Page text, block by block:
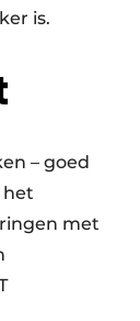
is.
– goed
het
met